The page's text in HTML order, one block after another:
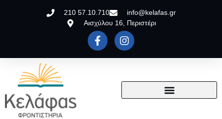
210 57.10.710
info@kelafas.gr
Αισχύλου 16, Περιστέρι